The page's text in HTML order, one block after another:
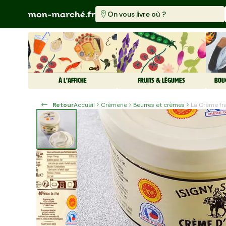
On vous livre où ?
À L'AFFICHE FRUITS & LÉGUMES
RetourAccueil Crèmerie Beurres et crèmes La Crème